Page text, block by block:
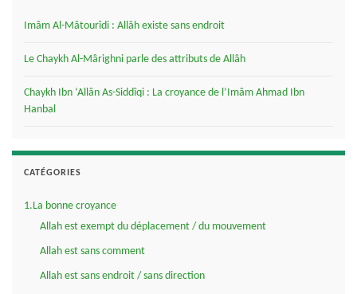
Imâm Al-Mâtourîdi : Allâh existe sans endroit
Le Chaykh Al-Mârighni parle des attributs de Allâh
Chaykh Ibn ‘Allân As-Siddîqi : La croyance de l’Imâm Ahmad Ibn
Hanbal
CATÉGORIES
1.La bonne croyance
Allah est exempt du déplacement / du mouvement
Allah est sans comment
Allah est sans endroit / sans direction